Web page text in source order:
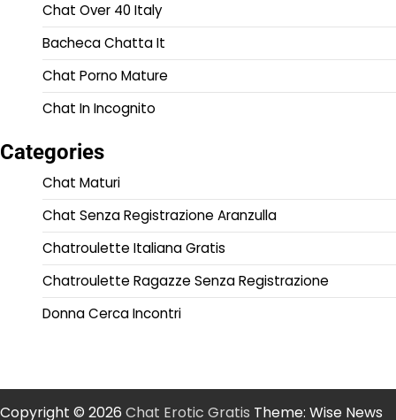
Chat Over 40 Italy
Bacheca Chatta It
Chat Porno Mature
Chat In Incognito
Categories
Chat Maturi
Chat Senza Registrazione Aranzulla
Chatroulette Italiana Gratis
Chatroulette Ragazze Senza Registrazione
Donna Cerca Incontri
Copyright © 2026 Chat Erotic Gratis Theme: Wise News